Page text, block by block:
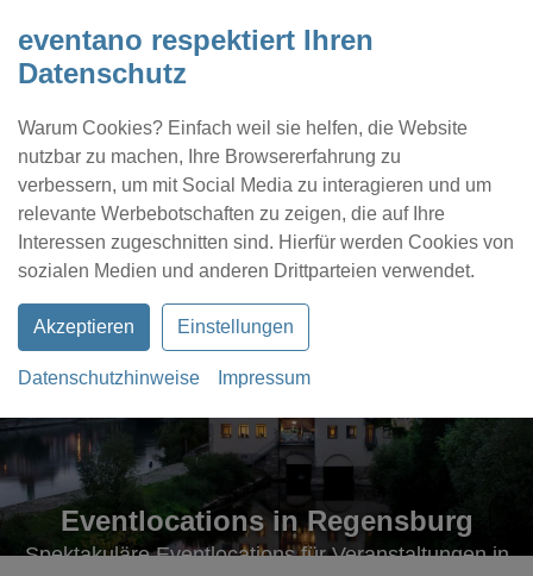
eventano respektiert Ihren
Datenschutz
Warum Cookies? Einfach weil sie helfen, die Website
nutzbar zu machen, Ihre Browsererfahrung zu
verbessern, um mit Social Media zu interagieren und um
relevante Werbebotschaften zu zeigen, die auf Ihre
Interessen zugeschnitten sind. Hierfür werden Cookies von
sozialen Medien und anderen Drittparteien verwendet.
Akzeptieren Einstellungen
Datenschutzhinweise Impressum
Kontakt Location eintragen Profil
Eventlocations in Regensburg
Spektakuläre Eventlocations für Veranstaltungen in